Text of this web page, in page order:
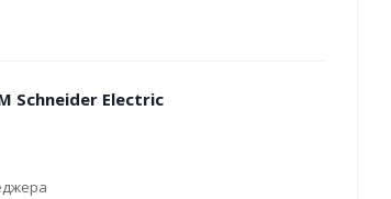
Schneider Electric